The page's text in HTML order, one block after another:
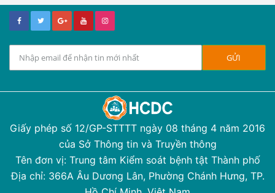
Giấy phép số 12/GP-STTTT ngày 08 tháng 4 năm 2016
của Sở Thông tin và Truyền thông
Tên đơn vị: Trung tâm Kiểm soát bệnh tật Thành phố
Địa chỉ: 366A Âu Dương Lân, Phường Chánh Hưng, TP.